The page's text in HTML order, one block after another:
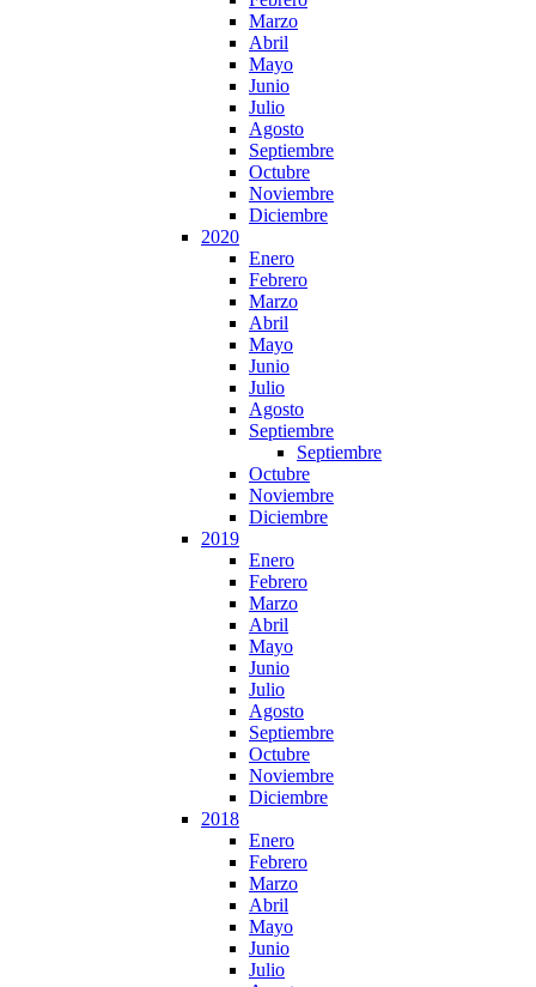
Marzo
Abril
Mayo
Junio
Julio
Agosto
Septiembre
Octubre
Noviembre
Diciembre
2020
Enero
Febrero
Marzo
Abril
Mayo
Junio
Julio
Agosto
Septiembre
Septiembre
Octubre
Noviembre
Diciembre
2019
Enero
Febrero
Marzo
Abril
Mayo
Junio
Julio
Agosto
Septiembre
Octubre
Noviembre
Diciembre
2018
Enero
Febrero
Marzo
Abril
Mayo
Junio
Julio